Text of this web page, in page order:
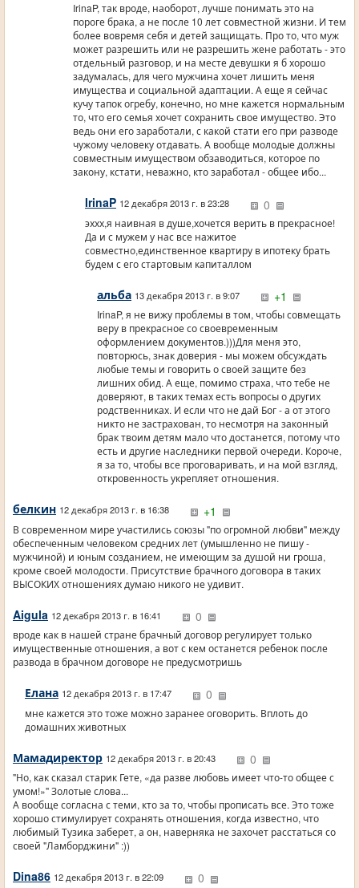
IrinaP, так вроде, наоборот, лучше понимать это на
пороге брака, а не после 10 лет совместной жизни. И тем
более вовремя себя и детей защищать. Про то, что муж
может разрешить или не разрешить жене работать - это
отдельный разговор, и на месте девушки я б хорошо
задумалась, для чего мужчина хочет лишить меня
имущества и социальной адаптации. А еще я сейчас
кучу тапок огребу, конечно, но мне кажется нормальным
то, что его семья хочет сохранить свое имущество. Это
ведь они его заработали, с какой стати его при разводе
чужому человеку отдавать. А вообще молодые должны
совместным имуществом обзаводиться, которое по
закону, кстати, неважно, кто заработал - общее ибо...
IrinaP 12 декабря 2013 г. в 23:28 0
эххх,я наивная в душе,хочется верить в прекрасное!
Да и с мужем у нас все нажитое
совместно,единственное квартиру в ипотеку брать
будем с его стартовым капиталлом
альба 13 декабря 2013 г. в 9:07 +1
IrinaP, я не вижу проблемы в том, чтобы совмещать
веру в прекрасное со своевременным
оформлением документов.)))Для меня это,
повторюсь, знак доверия - мы можем обсуждать
любые темы и говорить о своей защите без
лишних обид. А еще, помимо страха, что тебе не
доверяют, в таких темах есть вопросы о других
родственниках. И если что не дай Бог - а от этого
никто не застрахован, то несмотря на законный
брак твоим детям мало что достанется, потому что
есть и другие наследники первой очереди. Короче,
я за то, чтобы все проговаривать, и на мой взгляд,
откровенность укрепляет отношения.
белкин 12 декабря 2013 г. в 16:38 +1
В современном мире участились союзы "по огромной любви" между
обеспеченным человеком средних лет (умышленно не пишу -
мужчиной) и юным созданием, не имеющим за душой ни гроша,
кроме своей молодости. Присутствие брачного договора в таких
ВЫСОКИХ отношениях думаю никого не удивит.
Aigula 12 декабря 2013 г. в 16:41 0
вроде как в нашей стране брачный договор регулирует только
имущественные отношения, а вот с кем останется ребенок после
развода в брачном договоре не предусмотришь
Елана 12 декабря 2013 г. в 17:47 0
мне кажется это тоже можно заранее оговорить. Вплоть до
домашних животных
Мамадиректор 12 декабря 2013 г. в 20:43 0
"Но, как сказал старик Гете, «да разве любовь имеет что-то общее с
умом!»" Золотые слова...
А вообще согласна с теми, кто за то, чтобы прописать все. Это тоже
хорошо стимулирует сохранять отношения, когда известно, что
любимый Тузика заберет, а он, наверняка не захочет расстаться со
своей "Ламборджини" :))
Dina86 12 декабря 2013 г. в 22:09 0